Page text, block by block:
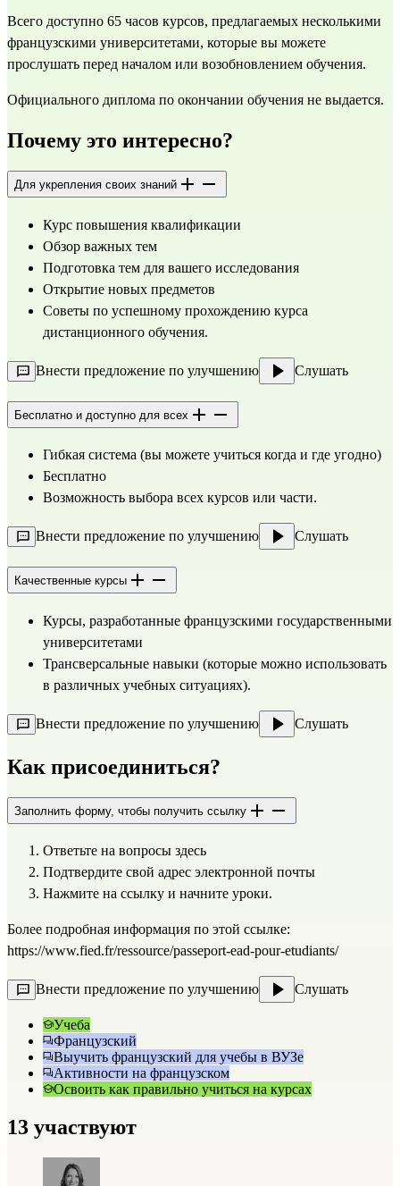
Всего доступно 65 часов курсов, предлагаемых несколькими
французскими университетами, которые вы можете
прослушать перед началом или возобновлением обучения.
Официального диплома по окончании обучения не выдается.
Почему это интересно?
Для укрепления своих знаний
Курс повышения квалификации
Обзор важных тем
Подготовка тем для вашего исследования
Открытие новых предметов
Советы по успешному прохождению курса
дистанционного обучения.
Внести предложение по улучшению Слушать
Бесплатно и доступно для всех
Гибкая система (вы можете учиться когда и где угодно)
Бесплатно
Возможность выбора всех курсов или части.
Внести предложение по улучшению Слушать
Качественные курсы
Курсы, разработанные французскими государственными
университетами
Трансверсальные навыки (которые можно использовать
в различных учебных ситуациях).
Внести предложение по улучшению Слушать
Как присоединиться?
Заполнить форму, чтобы получить ссылку
Ответьте на вопросы здесь
Подтвердите свой адрес электронной почты
Нажмите на ссылку и начните уроки.
https://www.fied.fr/ressource/passeport-ead-pour-etudiants/
Внести предложение по улучшению Слушать
Учеба
Французский
Выучить французский для учебы в ВУЗе
Активности на французском
Освоить как правильно учиться на курсах
13 участвуют